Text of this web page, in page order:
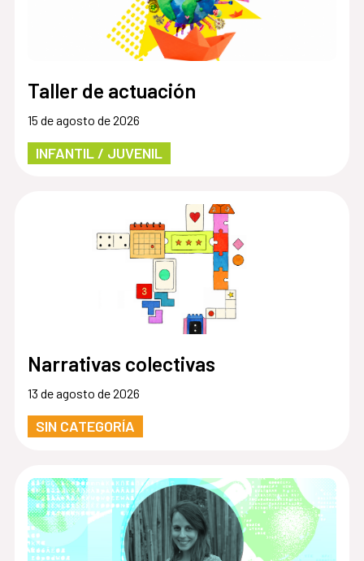
Taller de actuación
15 de agosto de 2026
INFANTIL / JUVENIL
Narrativas colectivas
13 de agosto de 2026
SIN CATEGORÍA